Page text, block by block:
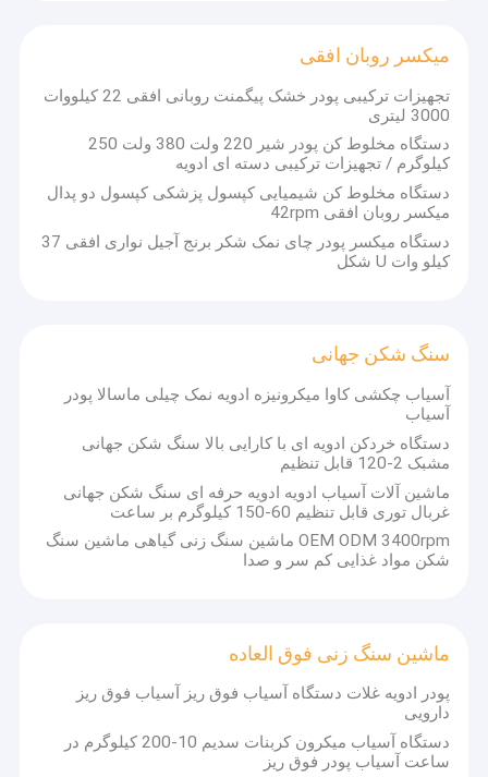
خانه
محصولات
دربارهی ما
میکسر روبان افقی
تجهیزات ترکیبی پودر خشک پیگمنت روبانی افقی 22 کیلووات
3000 لیتری
دستگاه مخلوط کن پودر شیر 220 ولت 380 ولت 250
کیلوگرم / تجهیزات ترکیبی دسته ای ادویه
دستگاه مخلوط کن شیمیایی کپسول پزشکی کپسول دو پدال
میکسر روبان افقی 42rpm
دستگاه میکسر پودر چای نمک شکر برنج آجیل نواری افقی 37
کیلو وات U شکل
سنگ شکن جهانی
آسیاب چکشی کاوا میکرونیزه ادویه نمک چیلی ماسالا پودر
آسیاب
دستگاه خردکن ادویه ای با کارایی بالا سنگ شکن جهانی
مشبک 2-120 قابل تنظیم
ماشین آلات آسیاب ادویه ادویه حرفه ای سنگ شکن جهانی
غربال توری قابل تنظیم 60-150 کیلوگرم بر ساعت
OEM ODM 3400rpm ماشین سنگ زنی گیاهی ماشین سنگ
شکن مواد غذایی کم سر و صدا
ماشین سنگ زنی فوق العاده
پودر ادویه غلات دستگاه آسیاب فوق ریز آسیاب فوق ریز
دارویی
دستگاه آسیاب میکرون کربنات سدیم 10-200 کیلوگرم در
ساعت آسیاب پودر فوق ریز
شرکت چانگژو شیائولی خشک کردن تجهیزات شرکت لمیتد یک تولید
کننده حرفه ای است که در تحقیق، توسعه و تولید تجهیزات خشک
کردن و ماشین آلات گرانولاسیون تخصص دارد.این در حال حاضر
یکی از شرکت های داخلی با طیف متنوعی از و مشخصات تجهیزات